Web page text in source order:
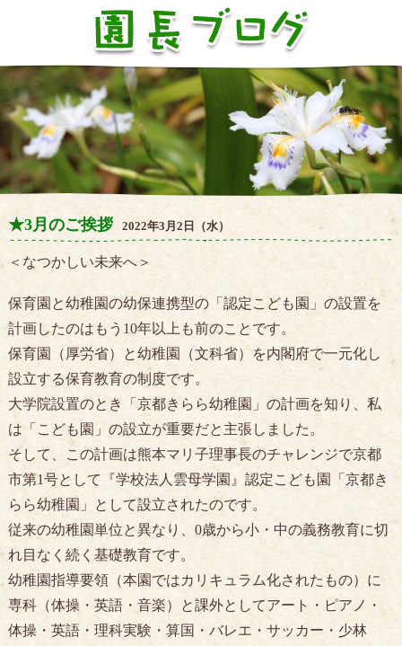
★3月のご挨拶 2022年3月2日（水）
＜なつかしい未来へ＞
保育園と幼稚園の幼保連携型の「認定こども園」の設置を
計画したのはもう10年以上も前のことです。
保育園（厚労省）と幼稚園（文科省）を内閣府で一元化し
設立する保育教育の制度です。
大学院設置のとき「京都きらら幼稚園」の計画を知り、私
は「こども園」の設立が重要だと主張しました。
そして、この計画は熊本マリ子理事長のチャレンジで京都
市第1号として『学校法人雲母学園』認定こども園「京都き
らら幼稚園」として設立されたのです。
従来の幼稚園単位と異なり、0歳から小・中の義務教育に切
れ目なく続く基礎教育です。
幼稚園指導要領（本園ではカリキュラム化されたもの）に
専科（体操・英語・音楽）と課外としてアート・ピアノ・
体操・英語・理科実験・算国・バレエ・サッカー・少林